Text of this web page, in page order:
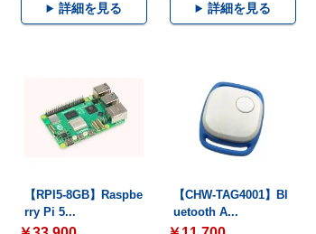
詳細を見る 詳細を見る
【RPI5-8GB】Raspbe
rry Pi 5...
【CHW-TAG4001】Bl
uetooth A...